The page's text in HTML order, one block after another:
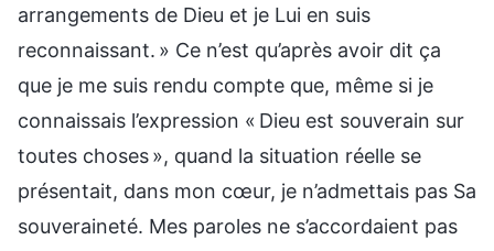
arrangements de Dieu et je Lui en suis
reconnaissant. » Ce n’est qu’après avoir dit ça
que je me suis rendu compte que, même si je
connaissais l’expression « Dieu est souverain sur
toutes choses », quand la situation réelle se
présentait, dans mon cœur, je n’admettais pas Sa
souveraineté. Mes paroles ne s’accordaient pas